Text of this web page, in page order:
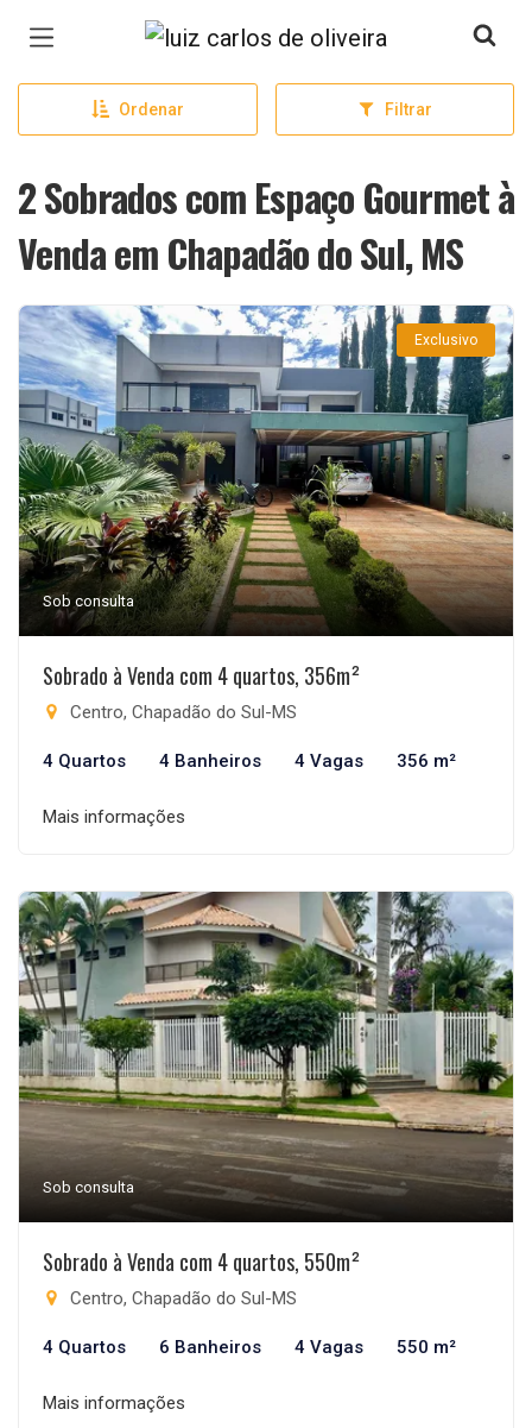
Página inicial
Ordenar Filtrar
2 Sobrados com Espaço Gourmet à
Venda em Chapadão do Sul, MS
Exclusivo
Sob consulta
Sobrado à Venda com 4 quartos, 356m²
Centro, Chapadão do Sul-MS
4 Quartos 4 Banheiros 4 Vagas 356 m²
Mais informações
Sob consulta
Sobrado à Venda com 4 quartos, 550m²
Centro, Chapadão do Sul-MS
4 Quartos 6 Banheiros 4 Vagas 550 m²
Mais informações